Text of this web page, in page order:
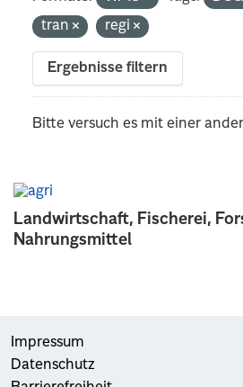
Landwirtschaft, Fischerei,
Nahrungsmittel
tran
regi
Ergebnisse filtern
Bitte versuch es mit einer
Impressum
Datenschutz